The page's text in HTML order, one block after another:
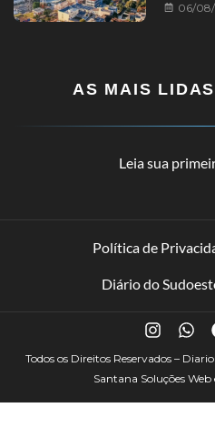
06/
AS MAIS
Leia sua
Política de
Diário do
Todos os Direitos Reservados –
Santana Soluções